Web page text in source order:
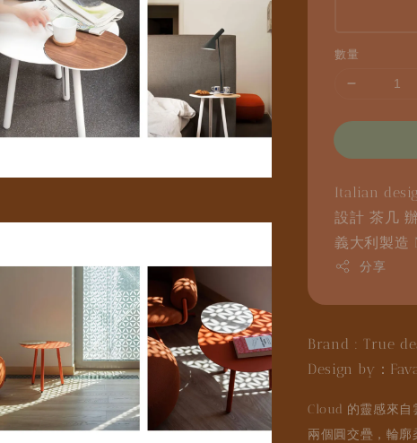
數量
Italian
設計 茶几
義大利製造
分享
Brand : True
Design by：
Cloud 的靈感來自
兩個圓交疊，輪廓